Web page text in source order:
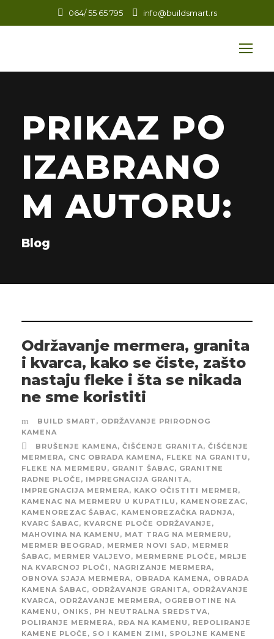
064/ 55 65 795 info@buildsmart.rs
PRIKAZ PO
IZABRANO
M AUTORU:
Blog
Održavanje mermera, granita
i kvarca, kako se čiste, zašto
nastaju fleke i šta se nikada
ne sme koristiti
BUILD SMART , ODRŽAVANJE PRIRODNOG
KAMENA
BRUŠENJE KAMENA, ČIŠĆENJE GRANITA, ČIŠĆENJE
MERMERA, CNC OBRADA KAMENA, FLEKE NA GRANITU ,
FLEKE NA MERMERU , GRANIT ŠABAC, GRANITNE
RADNE PLOČE , IMPREGNACIJA GRANITA,
IMPREGNACIJA MERMERA, KAKO OČISTITI MERMER,
KAMENAC NA MERMERU U KUPATILU , KAMENOREZAC,
KAMENOREZAC ŠABAC, KAMENOREZAČKA RADNJA,
KVARC ŠABAC, KVARCNE PLOČE ODRŽAVANJE ,
MAHOVINA NA KAMENU , MAT TRAG NA MERMERU ,
MERMER BEOGRAD, MERMER NOVI SAD, MERMER
ŠABAC, MERMER VALJEVO, MERMERNE PLOČE , MRLJE
NA KVARCNOJ PLOČI , NAGRIZANJE MERMERA,
OBNOVA SJAJA MERMERA, OBRADA KAMENA, OBRADA
KAMENA ŠABAC, ODRŽAVANJE GRANITA, ODRŽAVANJE
KVARCA, ODRŽAVANJE MERMERA, OGREBOTINE NA
KAMENU , ONIKS , PH NEUTRALNA SREDSTVA,
POLIRANJE MERMERA, RĐA NA KAMENU , REPOLIRANJE
KAMENE PLOČE , SO I KAMEN ZIMI , SPOLJNE KAMENE